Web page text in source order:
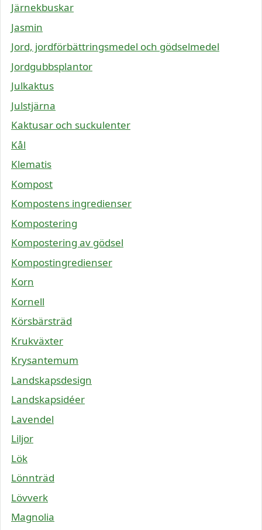
Järnekbuskar
Jasmin
Jord, jordförbättringsmedel och gödselmedel
Jordgubbsplantor
Julkaktus
Julstjärna
Kaktusar och suckulenter
Kål
Klematis
Kompost
Kompostens ingredienser
Kompostering
Kompostering av gödsel
Kompostingredienser
Korn
Kornell
Körsbärsträd
Krukväxter
Krysantemum
Landskapsdesign
Landskapsidéer
Lavendel
Liljor
Lök
Lönnträd
Lövverk
Magnolia